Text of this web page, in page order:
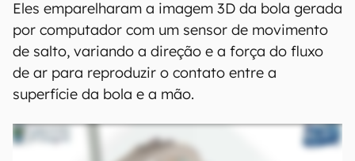
Sensação tátil
Nos testes realizados em laboratório, os
pesquisadores usaram o sistema para criar a